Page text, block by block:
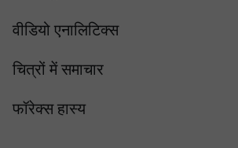
वीडियो एनालिटिक्स
चित्रों में समाचार
फॉरेक्स हास्य